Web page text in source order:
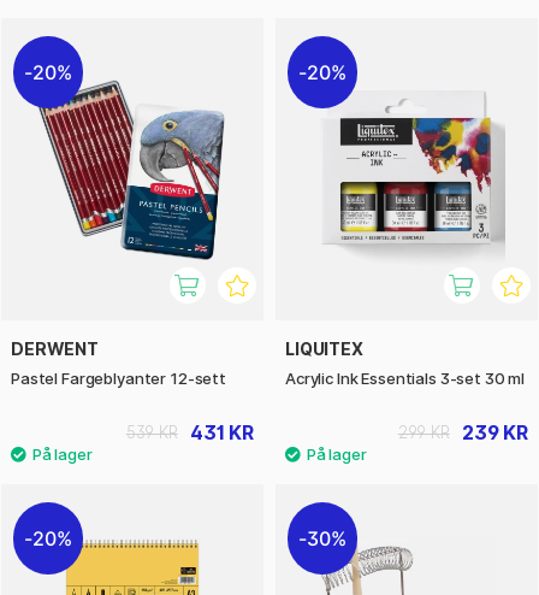
20%
DERWENT
Pastel Fargeblyanter 12-sett
431 KR
539 KR
20%
LIQUITEX
Acrylic Ink Essentials 3-set 30 ml
239 KR
299 KR
20% 30%